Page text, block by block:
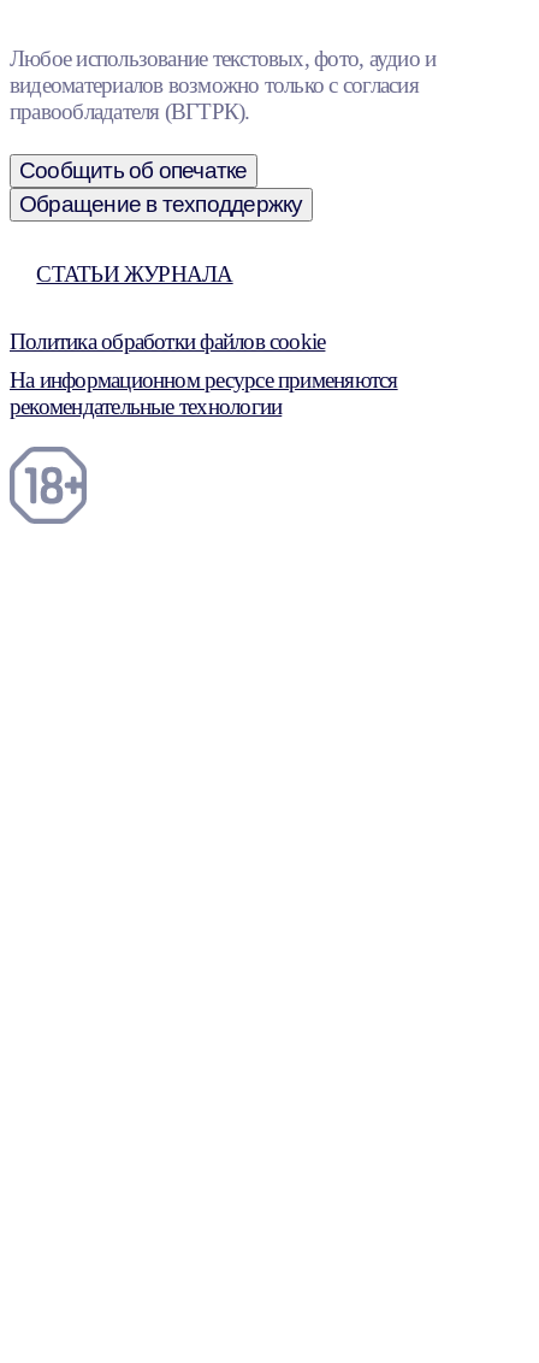
Любое использование текстовых, фото, аудио и
видеоматериалов возможно только с согласия
правообладателя (ВГТРК).
Сообщить об опечатке
Обращение в техподдержку
СТАТЬИ ЖУРНАЛА
Политика обработки файлов cookie
На информационном ресурсе применяются
рекомендательные технологии